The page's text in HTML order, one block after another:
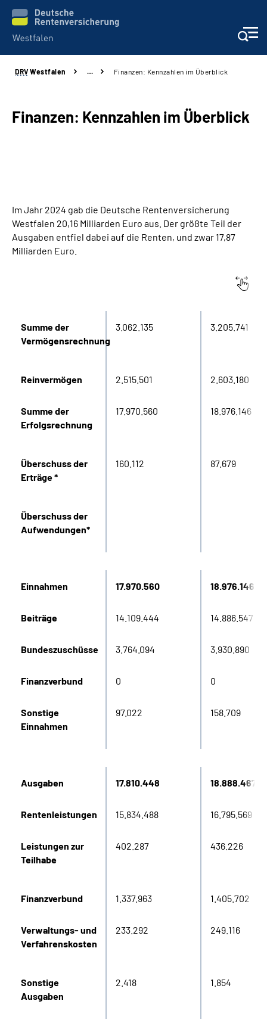
Kontakt und Beratung
Broschüren und mehr
Karriere
Über uns
Inhalte in Gebärdensprache (DGS)
Leichte Sprache
DRV Westfalen … Finanzen: Kennzahlen im Überblick
Finanzen: Kennzahlen im Überblick
Im Jahr 2024 gab die Deutsche Rentenversicherung
Westfalen 20,16 Milliarden Euro aus. Der größte Teil der
Ausgaben entfiel dabei auf die Renten, und zwar 17,87
Milliarden Euro.
Summe der
Vermögensrechnung
3.062.135 3.205.741
Reinvermögen 2.515.501 2.603.180
Summe der
Erfolgsrechnung
17.970.560 18.976.146
Überschuss der
Erträge *
160.112 87.679
Überschuss der
Aufwendungen*
Einnahmen 17.970.560 18.976.146
Beiträge 14.109.444 14.886.547
Bundeszuschüsse 3.764.094 3.930.890
Finanzverbund 0 0
Sonstige
Einnahmen
97.022 158.709
Ausgaben 17.810.448 18.888.467
Rentenleistungen 15.834.488 16.795.569
Leistungen zur
Teilhabe
402.287 436.226
Finanzverbund 1.337.963 1.405.702
Verwaltungs- und
Verfahrenskosten
233.292 249.116
Sonstige
Ausgaben
2.418 1.854